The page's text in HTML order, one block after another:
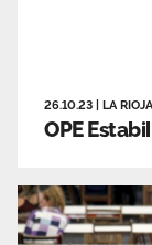
26.10.23 LA RIOJA
OPE